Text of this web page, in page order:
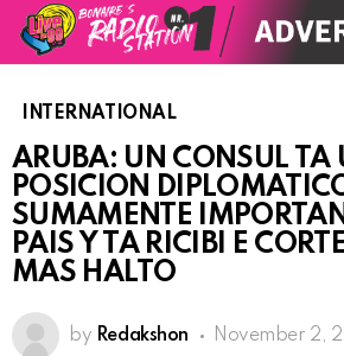
INTERNATIONAL
ARUBA: UN CONSUL TA
POSICION
SUMAMENTE
PAIS Y TA RICIBI E
MAS HALTO
by Redakshon November 2,